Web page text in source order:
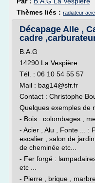
Thèmes liés : radiateur
Décapage Aile ,
cadre
B.A.G
14290 La Vespière
Tél. : 06 10 54 55 57
Mail : bag14@sfr.fr
Contact : Christophe
Quelques exemples de
- Bois : colombages ,
- Acier , Alu , Fonte ... :
escalier , salon de
de cheminée etc...
- Fer forgé :
etc ...
- Pierre , brique ,